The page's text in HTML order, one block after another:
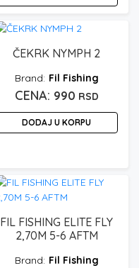
ČEKRK NYMPH 2
Fil Fishing
990 RSD
DODAJ U KORPU
FIL FISHING ELITE FLY
2,70M 5-6 AFTM
Fil Fishing